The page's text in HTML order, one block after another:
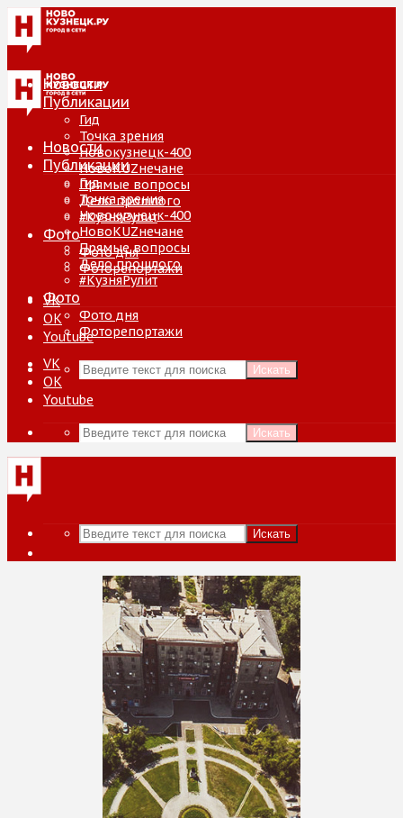
Новости
Публикации
Гид
Точка зрения
Новокузнецк-400
НовоKUZнечане
Прямые вопросы
Дело прошлого
#КузняРулит
Фото
Фото дня
Фоторепортажи
VK
ОК
Youtube
Искать
Новости
Публикации
Гид
Точка зрения
Новокузнецк-400
НовоKUZнечане
Прямые вопросы
Дело прошлого
#КузняРулит
Фото
Фото дня
Фоторепортажи
VK
ОК
Youtube
Искать
Искать